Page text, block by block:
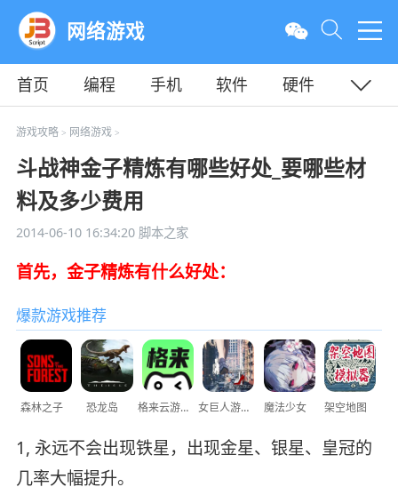
网络游戏
首页 编程 手机 软件
硬件
教程
平面
游戏攻略> 网络游戏>
斗战神金子精炼有哪些好处_要哪些材
料及多少费用
2014-06-10 16:34:20脚本之家
首先，金子精炼有什么好处：
爆款游戏推荐
森林之子 恐龙岛 格来云游戏 女巨人游乐场 魔法少女 架空地图
1, 永远不会出现铁星，出现金星、银星、皇冠的
几率大幅提升。